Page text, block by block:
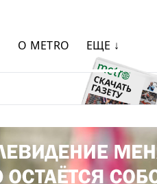
О METRO ЕЩЕ ↓